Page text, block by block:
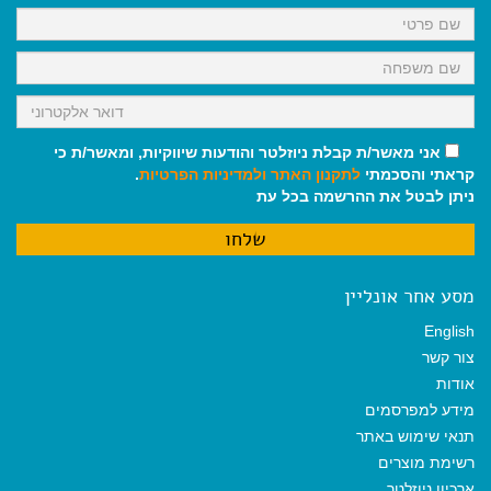
k
p
m
אני מאשר/ת קבלת ניוזלטר והודעות שיווקיות, ומאשר/ת כי
קראתי והסכמתי לתקנון האתר ולמדיניות הפרטיות.
ניתן לבטל את ההרשמה בכל עת
מסע אחר אונליין
English
צור קשר
אודות
מידע למפרסמים
תנאי שימוש באתר
רשימת מוצרים